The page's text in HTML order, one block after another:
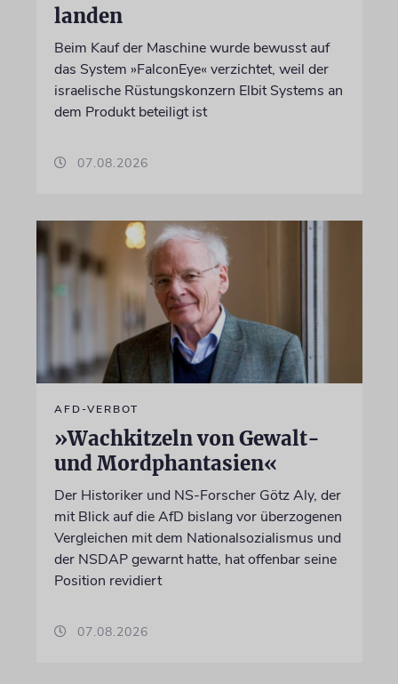
landen
Beim Kauf der Maschine wurde bewusst auf
das System »FalconEye« verzichtet, weil der
israelische Rüstungskonzern Elbit Systems an
dem Produkt beteiligt ist
07.08.2026
AFD-VERBOT
»Wachkitzeln von Gewalt-
und Mordphantasien«
Der Historiker und NS-Forscher Götz Aly, der
mit Blick auf die AfD bislang vor überzogenen
Vergleichen mit dem Nationalsozialismus und
der NSDAP gewarnt hatte, hat offenbar seine
Position revidiert
07.08.2026